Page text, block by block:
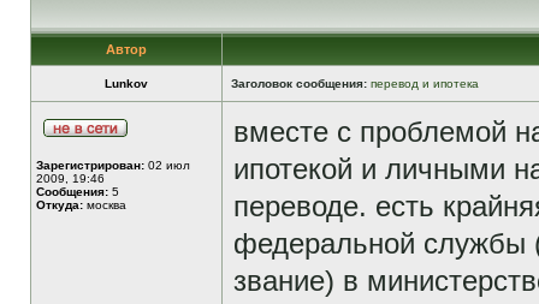
Автор
Lunkov Заголовок сообщения: перевод и ипотека
Зарегистрирован: 02 июл
2009, 19:46
Сообщения: 5
Откуда: москва
вместе с проблемой
ипотекой и личными
переводе. есть
федеральной службы
звание) в